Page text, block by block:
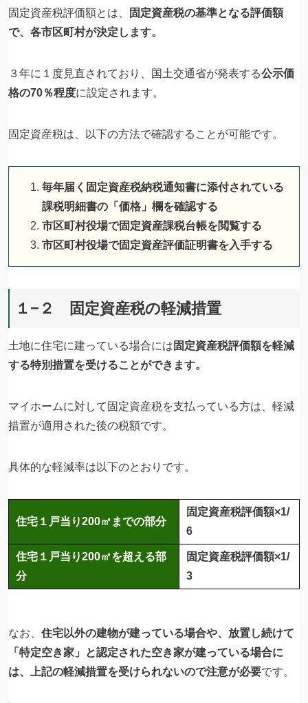
固定資産税評価額とは、
固定資産税の基準となる評価額
で、各市区町村が決定します。
３年に１度見直されており、国土交通省が発表する公示価
格の70％程度に設定されます。
固定資産税は、以下の方法で確認することが可能です。
毎年届く固定資産税納税通知書に添付されている
課税明細書の「価格」欄を確認する
市区町村役場で固定資産課税台帳を閲覧する
市区町村役場で固定資産評価証明書を入手する
１−２ 固定資産税の軽減措置
土地に住宅に建っている場合には 固定資産税評価額を軽減
する特別措置を受けることができます。
マイホームに対して固定資産税を支払っている方は、軽減
措置が適用された後の税額です。
具体的な軽減率は以下のとおりです。
住宅１戸当り200㎡までの部分
固定資産税評価額×1/
6
住宅１戸当り200㎡を超える部
分
固定資産税評価額×1/
3
なお、 住宅以外の建物が建っている場合や、放置し続けて
「特定空き家」と認定された空き家が建っている場合に
は、上記の軽減措置を受けられないので注意が必要です。